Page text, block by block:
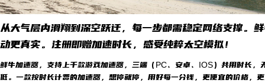
从大气层内滑翔到深空跃迁，每一步都需稳定网络支撑。
动更真实。注册即赠加速时长，感受纯粹太空模拟！
鲜牛加速器，支持上千款游戏加速器，三端（PC、安卓、IOS）共用时长
低。一款按时长计费的加速器，想停就停，用好每一分钱，更便宜的价格，